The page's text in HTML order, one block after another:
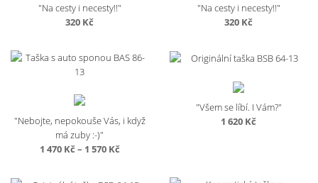
"Na cesty i necesty!!"
320 Kč
"Na cesty i necesty!!"
320 Kč
"Nebojte, nepokouše Vás, i když
má zuby :-)"
1 470 Kč– 1 570 KčRozpětí
"Všem se líbí. I Vám?"
1 620 Kč